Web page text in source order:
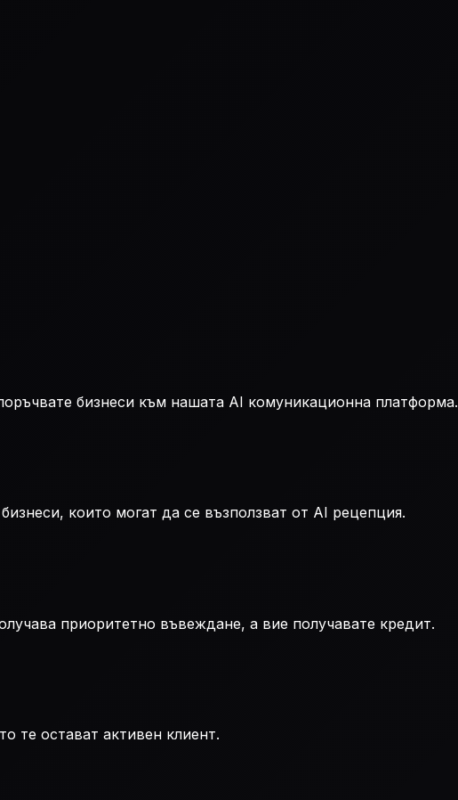
бизнеси към нашата AI комуникационна платформа.
които могат да се възползват от AI рецепция.
приоритетно въвеждане, а вие получавате кредит.
те остават активен клиент.